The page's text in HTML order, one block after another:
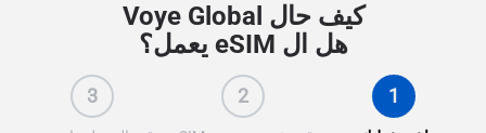
كيف حال Voye Global
هل ال eSIM يعمل؟
1
2
3